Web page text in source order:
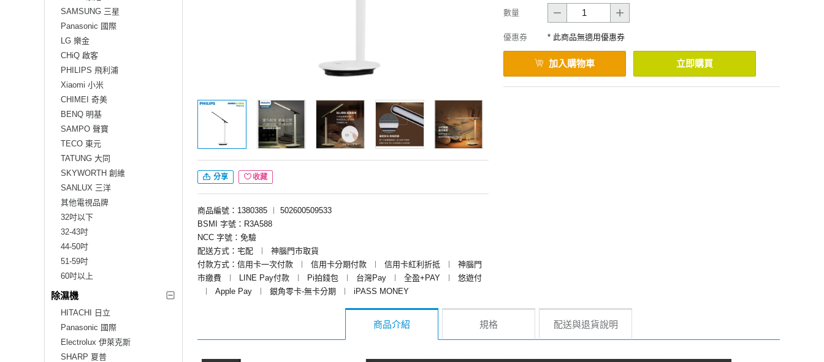
SAMSUNG 三星
Panasonic 國際
LG 樂金
CHiQ 啟客
PHILIPS 飛利浦
Xiaomi 小米
CHIMEI 奇美
BENQ 明基
SAMPO 聲寶
TECO 東元
TATUNG 大同
SKYWORTH 創維
SANLUX 三洋
其他電視品牌
32吋以下
32-43吋
44-50吋
51-59吋
60吋以上
除濕機
HITACHI 日立
Panasonic 國際
Electrolux 伊萊克斯
SHARP 夏普
分享 收藏
商品編號：1380385 ︱
502600509533
BSMI 字號：R3A588
NCC 字號：免驗
配送方式：宅配
︱
神腦門市取貨
付款方式：信用卡一次付款
︱ 信用卡分期付款 ︱ 信用卡紅利折抵 ︱
神腦門
市繳費
︱ LINE Pay付款 ︱ Pi拍錢包 ︱ 台灣Pay ︱ 全盈+PAY ︱
悠遊付
︱
Apple Pay ︱ 銀角零卡-無卡分期 ︱ iPASS MONEY
數量
優惠券 * 此商品無適用優惠券
加入購物車 立即購買
商品介紹 規格 配送與退貨說明